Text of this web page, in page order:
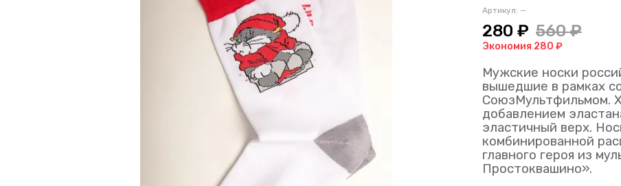
Артикул: —
280 ₽ 560 ₽
Экономия 280 ₽
Мужские носки
вышедшие в рамках
СоюзМультфильмом.
добавлением
эластичный верх.
комбинированной
главного героя из
Простоквашино».